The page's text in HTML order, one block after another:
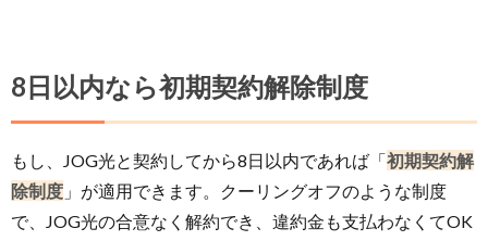
8日以内なら初期契約解除制度
もし、JOG光と契約してから8日以内であれば「初期契約解
除制度 」が適用できます。クーリングオフのような制度
で、JOG光の合意なく解約でき、違約金も支払わなくてOK